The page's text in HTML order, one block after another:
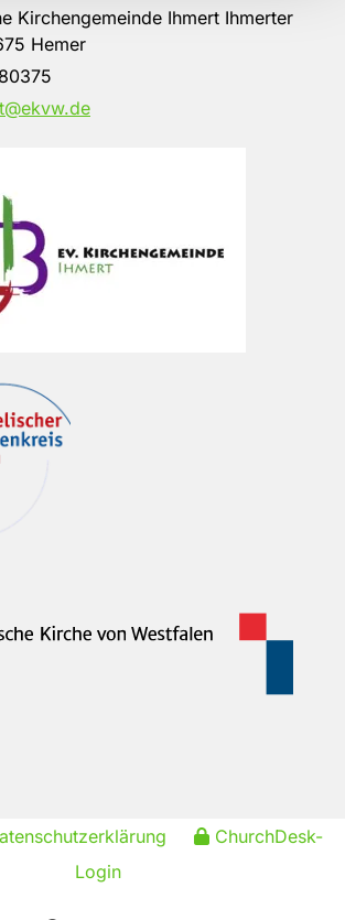
Kirchengemeinde Ihmert Ihmerter
Hemer
ChurchDesk-
Login